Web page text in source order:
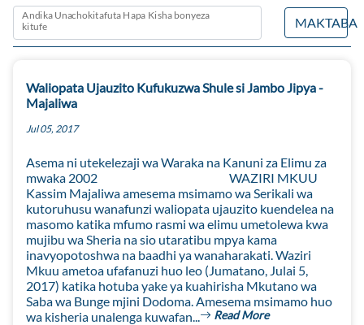
Andika Unachokitafuta Hapa Kisha bonyeza
kitufe
MAKTABA
Waliopata Ujauzito Kufukuzwa Shule si Jambo Jipya -
Majaliwa
Jul 05, 2017
Asema ni utekelezaji wa Waraka na Kanuni za Elimu za
mwaka 2002 WAZIRI MKUU
Kassim Majaliwa amesema msimamo wa Serikali wa
kutoruhusu wanafunzi waliopata ujauzito kuendelea na
masomo katika mfumo rasmi wa elimu umetolewa kwa
mujibu wa Sheria na sio utaratibu mpya kama
inavyopotoshwa na baadhi ya wanaharakati. Waziri
Mkuu ametoa ufafanuzi huo leo (Jumatano, Julai 5,
2017) katika hotuba yake ya kuahirisha Mkutano wa
Saba wa Bunge mjini Dodoma. Amesema msimamo huo
wa kisheria unalenga kuwafan...
Read More